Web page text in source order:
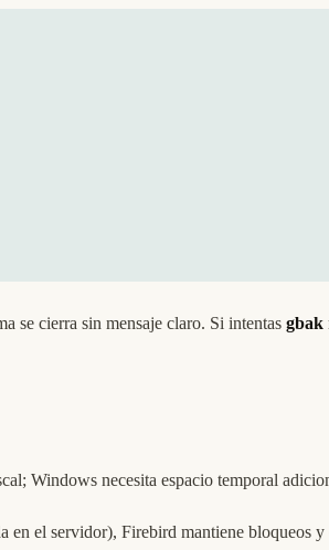
se cierra sin mensaje claro. Si intentasgbak
Windows necesita espacio temporal
el servidor), Firebird mantiene bloqueos y